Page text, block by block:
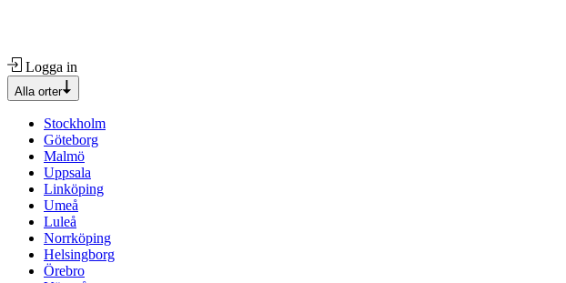
Logga in
Alla orter
Stockholm
Göteborg
Malmö
Uppsala
Linköping
Umeå
Luleå
Norrköping
Helsingborg
Örebro